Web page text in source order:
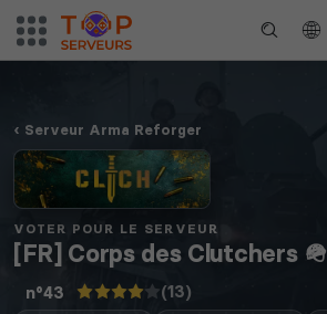
Serveur Arma Reforger
VOTER POUR LE SERVEUR
[FR] Corps des Clutchers 🪖
n°43 (13)